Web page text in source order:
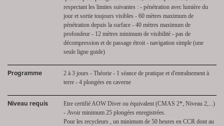
respectant les limites suivantes : - pénétration avec lumière du
jour et sortie toujours visibles - 60 mètres maximum de
pénétration depuis la surface - 40 mètres maximum de
profondeur - 12 mètres minimum de visibilité - pas de
décompression et de passage étroit - navigation simple (une
seule ligne guide)
Programme
2 à 3 jours - Théorie - 1 séance de pratique et d'entraînement à
terre - 4 plongées en caverne
Niveau requis
Etre certifié AOW Diver ou équivalent (CMAS 2*, Niveau 2,...)
- Avoir minimum 25 plongées enregistrées.
Pour les recycleurs , un minimum de 50 heures en CCR dont au